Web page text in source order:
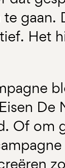
gaan.
Het
De
Of om